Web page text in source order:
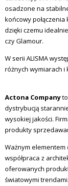
osadzone na
końcowy
dzięki czemu
czy Glamour.
W serii ALISMA
różnych wymiarach
Actona Company
dystrybucją
wysokiej jakości.
produkty
Ważnym elementem
współpraca z
oferowanych
światowymi trendami.